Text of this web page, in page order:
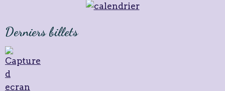
Derniers billets